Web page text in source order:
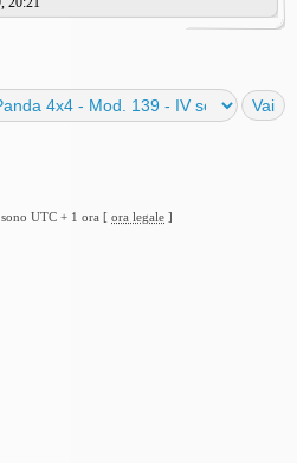
UTC + 1 ora [ ora legale ]